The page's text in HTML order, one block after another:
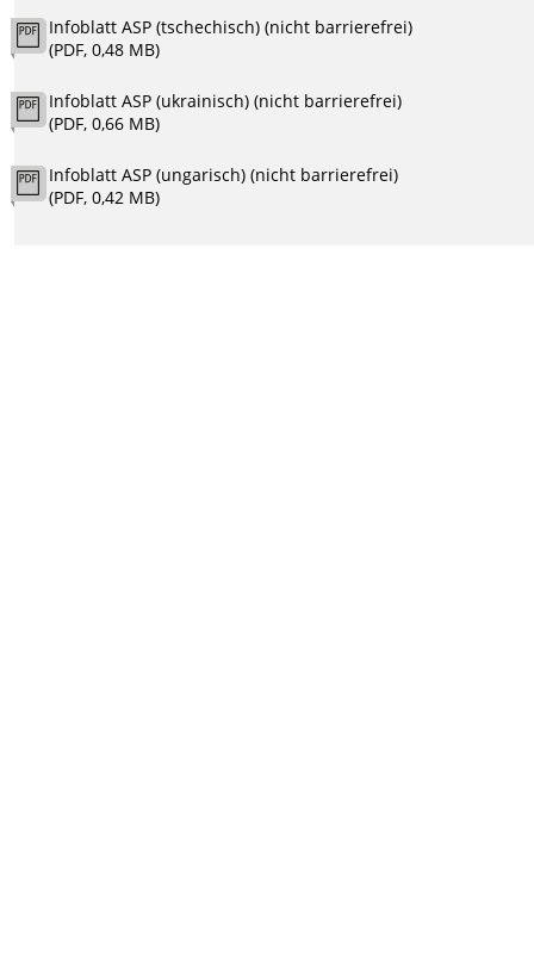
Infoblatt ASP (tschechisch) (nicht barrierefrei)
(PDF, 0,48 MB)
Infoblatt ASP (ukrainisch) (nicht barrierefrei)
(PDF, 0,66 MB)
Infoblatt ASP (ungarisch) (nicht barrierefrei)
(PDF, 0,42 MB)